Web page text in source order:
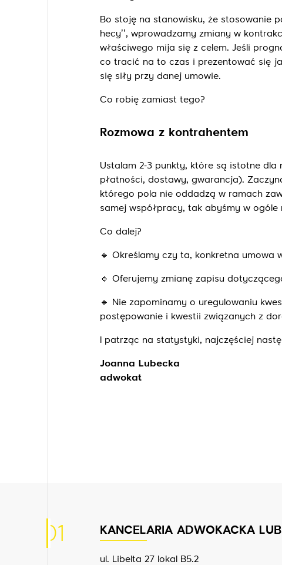
Bo stoję na stanowisku, że stosowanie
hecy’’, wprowadzamy zmiany w
właściwego mija się z celem. Jeśli
co tracić na to czas i prezentować się
się siły przy danej umowie.
Co robię zamiast tego?
Rozmowa z kontrahentem
Ustalam 2-3 punkty, które są istotne dla
płatności, dostawy, gwarancja).
którego pola nie oddadzą w ramach
samej współpracy, tak abyśmy w
Co dalej?
🔹 Określamy czy ta, konkretna umowa
🔹 Oferujemy zmianę zapisu
🔹
Nie zapominamy o uregulowaniu
postępowanie i kwestii związanych z
I patrząc na statystyki, najczęściej
Joanna Lubecka
adwokat
01 KANCELARIA ADWOKACKA
ul. Libelta 27 lokal B5.2